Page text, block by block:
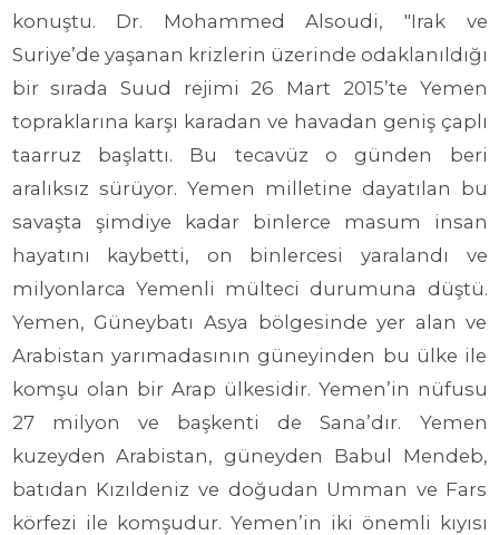
konuştu. Dr. Mohammed Alsoudi, "Irak ve
Suriye’de yaşanan krizlerin üzerinde odaklanıldığı
bir sırada Suud rejimi 26 Mart 2015’te Yemen
topraklarına karşı karadan ve havadan geniş çaplı
taarruz başlattı. Bu tecavüz o günden beri
aralıksız sürüyor. Yemen milletine dayatılan bu
savaşta şimdiye kadar binlerce masum insan
hayatını kaybetti, on binlercesi yaralandı ve
milyonlarca Yemenli mülteci durumuna düştü.
Yemen, Güneybatı Asya bölgesinde yer alan ve
Arabistan yarımadasının güneyinden bu ülke ile
komşu olan bir Arap ülkesidir. Yemen’in nüfusu
27 milyon ve başkenti de Sana’dır. Yemen
kuzeyden Arabistan, güneyden Babul Mendeb,
batıdan Kızıldeniz ve doğudan Umman ve Fars
körfezi ile komşudur. Yemen’in iki önemli kıyısı